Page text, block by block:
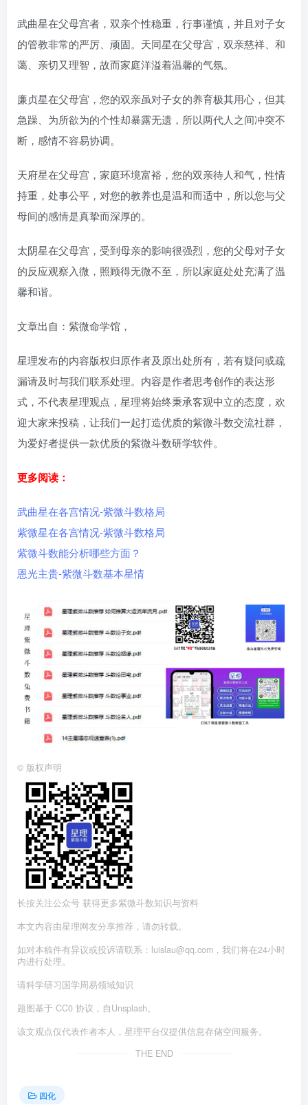
武曲星在父母宫者，双亲个性稳重，行事谨慎，并且对子女
的管教非常的严厉、顽固。天同星在父母宫，双亲慈祥、和
蔼、亲切又理智，故而家庭洋溢着温馨的气氛。
廉贞星在父母宫，您的双亲虽对子女的养育极其用心，但其
急躁、为所欲为的个性却暴露无遗，所以两代人之间冲突不
断，感情不容易协调。
天府星在父母宫，家庭环境富裕，您的双亲待人和气，性情
持重，处事公平，对您的教养也是温和而适中，所以您与父
母间的感情是真挚而深厚的。
太阴星在父母宫，受到母亲的影响很强烈，您的父母对子女
的反应观察入微，照顾得无微不至，所以家庭处处充满了温
馨和谐。
文章出自：紫微命学馆，
星理发布的内容版权归原作者及原出处所有，若有疑问或疏
漏请及时与我们联系处理。内容是作者思考创作的表达形
式，不代表星理观点，星理将始终秉承客观中立的态度，欢
迎大家来投稿，让我们一起打造优质的紫微斗数交流社群，
为爱好者提供一款优质的紫微斗数研学软件。
更多阅读：
武曲星在各宫情况-紫微斗数格局
紫微星在各宫情况-紫微斗数格局
紫微斗数能分析哪些方面？
恩光主贵-紫微斗数基本星情
© 版权声明
长按关注公众号 获得更多紫微斗数知识与资料
本文内容由星理网友分享推荐，请勿转载。
如对本稿件有异议或投诉请联系：luislau@qq.com，我们将在24小时
内进行处理。
请科学研习国学周易领域知识
题图基于 CC0 协议，自Unsplash。
该文观点仅代表作者本人，星理平台仅提供信息存储空间服务。
THE END
四化